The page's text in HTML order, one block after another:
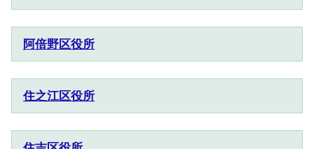
阿倍野区役所
住之江区役所